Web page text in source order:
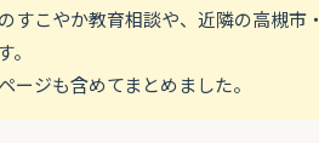
こやか教育相談や、近隣の高槻市・
ジも含めてまとめました。